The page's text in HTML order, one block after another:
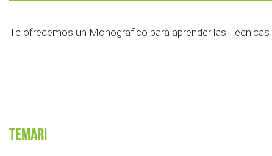
Te ofrecemos un Monografico para aprender las
Temari